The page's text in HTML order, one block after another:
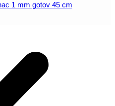
1 mm gotov 45 cm